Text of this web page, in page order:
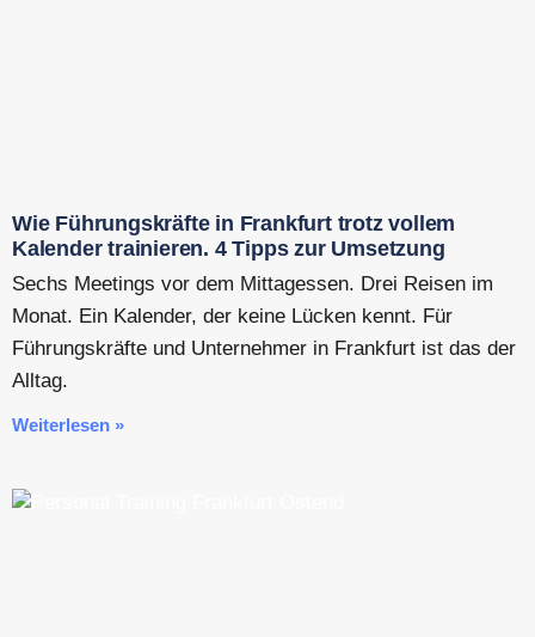
Wie Führungskräfte in Frankfurt trotz vollem
Kalender trainieren. 4 Tipps zur Umsetzung
Sechs Meetings vor dem Mittagessen. Drei Reisen im
Monat. Ein Kalender, der keine Lücken kennt. Für
Führungskräfte und Unternehmer in Frankfurt ist das der
Alltag.
Weiterlesen »